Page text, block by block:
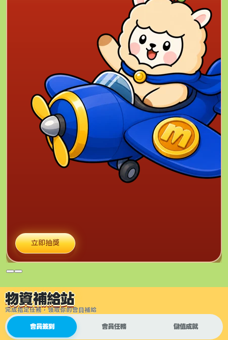
立即抽獎
物資補給站
完成指定任務，領取你的會員補給
會員簽到 會員任務 儲值成就